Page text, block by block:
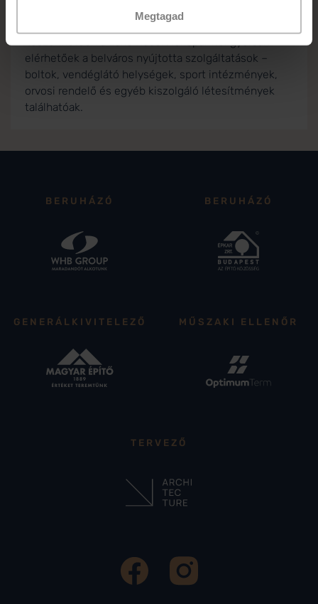
Megtagad
programlehetőségeket kínál. Elhelyezkedésének
elérhetőek a belváros nyújtotta szolgáltatások –
boltok, vendéglátó helységek, sport intézmények,
orvosi rendelő és egyéb kiszolgáló létesítmények
találhatóak.
BERUHÁZÓ BERUHÁZÓ
GENERÁLKIVITELEZŐ MŰSZAKI ELLENŐR
TERVEZŐ